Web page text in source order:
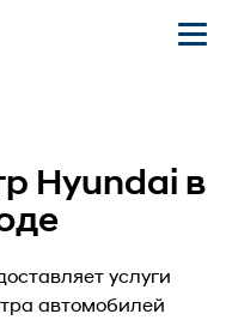
Hyundai в
услуги
автомобилей